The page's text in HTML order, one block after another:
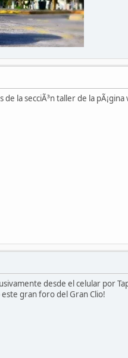
la secciÃ³n taller de la
desde el celular por
gran foro del Gran Clio!